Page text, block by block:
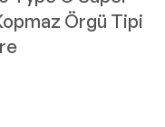
Örgü Tipi